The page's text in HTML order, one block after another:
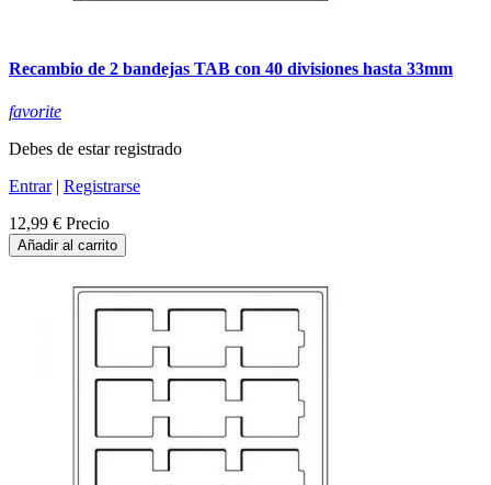
Recambio de 2 bandejas TAB con 40 divisiones hasta 33mm
favorite
Debes de estar registrado
Entrar| Registrarse
12,99 € Precio
Añadir al carrito